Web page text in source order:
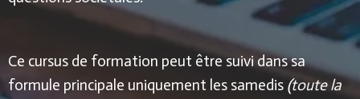
Ce cursus de formation peut être suivi dans sa
formule principale uniquement les samedis (toute la